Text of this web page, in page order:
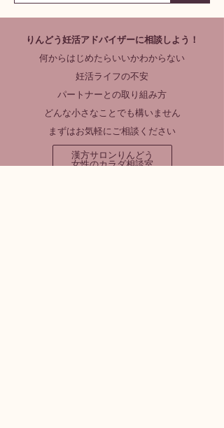
りんどう妊活アドバイザーに相談しよう！
何からはじめたらいいかわからない
妊活ライフの不安
パートナーとの取り組み方
どんな小さなことでも構いません
まずはお気軽にご相談ください
漢方サロンりんどう
女性のカラダ相談室